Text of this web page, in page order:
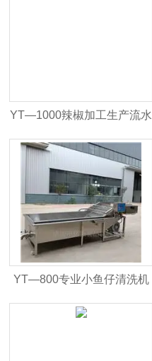
YT—1000辣椒加工生产流水
线
YT—800专业小鱼仔清洗机